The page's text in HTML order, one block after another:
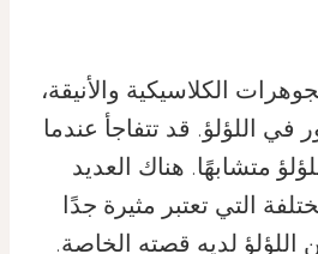
الكلاسيكية والأنيقة،
في اللؤلؤ. قد تتفاجأ عندما
متشابهًا. هناك العديد
التي تعتبر مثيرة جدًا
اللؤلؤ لديه قصته الخاصة.